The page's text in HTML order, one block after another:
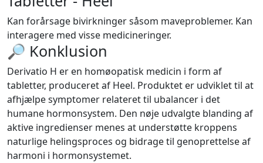
Kan forårsage bivirkninger såsom maveproblemer. Kan
interagere med visse medicineringer.
🔎 Konklusion
Derivatio H er en homøopatisk medicin i form af
tabletter, produceret af Heel. Produktet er udviklet til at
afhjælpe symptomer relateret til ubalancer i det
humane hormonsystem. Den nøje udvalgte blanding af
aktive ingredienser menes at understøtte kroppens
naturlige helingsproces og bidrage til genoprettelse af
harmoni i hormonsystemet.